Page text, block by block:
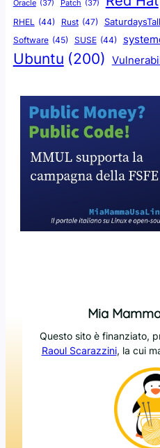
Oracle (37) Patch (37)
RHEL (44) Rust (47)
Software (45) SUSE (44)
Ubuntu (200)
Mia
Questo sito è finanziato,
Raoul Scarazzini, la cui